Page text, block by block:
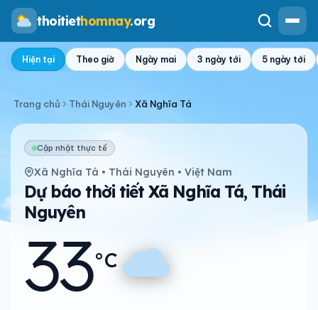
thoitiethomnay.org
Hiện tại Theo giờ Ngày mai 3 ngày tới 5 ngày tới
Trang chủ Thái Nguyên Xã Nghĩa Tá
Cập nhật thực tế
Xã Nghĩa Tá • Thái Nguyên • Việt Nam
Dự báo thời tiết Xã Nghĩa Tá, Thái
Nguyên
33°C